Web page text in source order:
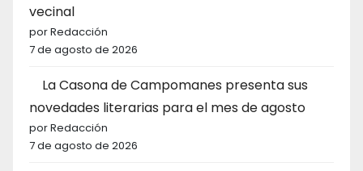
vecinal
por Redacción
7 de agosto de 2026
La Casona de Campomanes presenta sus
novedades literarias para el mes de agosto
por Redacción
7 de agosto de 2026